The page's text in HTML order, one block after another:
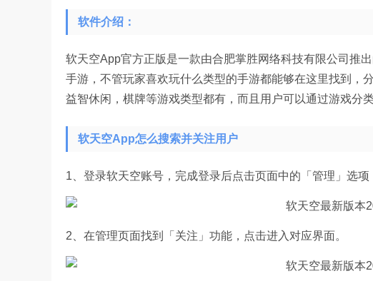
软件介绍：
软天空App官方正版是一款由合肥掌胜网络科技有限公司推
手游，不管玩家喜欢玩什么类型的手游都能够在这里找到，
益智休闲，棋牌等游戏类型都有，而且用户可以通过游戏分类
软天空App怎么搜索并关注用户
1、登录软天空账号，完成登录后点击页面中的「管理」选项
2、在管理页面找到「关注」功能，点击进入对应界面。